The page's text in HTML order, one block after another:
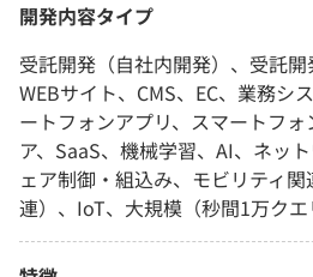
開発内容タイプ
受託開発（自社内開発）、受託開
WEBサイト、CMS、EC、業務シ
ートフォンアプリ、スマートフ
ア、SaaS、機械学習、AI、ネッ
ェア制御・組込み、モビリティ
連）、IoT、大規模（秒間1万クエ